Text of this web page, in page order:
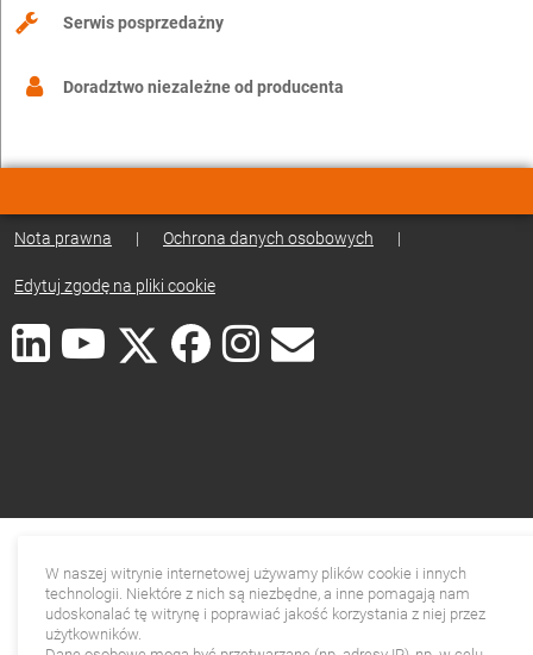
Serwis posprzedażny
Doradztwo niezależne od producenta
Nota prawna | Ochrona danych osobowych |
Edytuj zgodę na pliki cookie
W naszej witrynie internetowej używamy plików cookie i innych
technologii. Niektóre z nich są niezbędne, a inne pomagają nam
udoskonalać tę witrynę i poprawiać jakość korzystania z niej przez
użytkowników.